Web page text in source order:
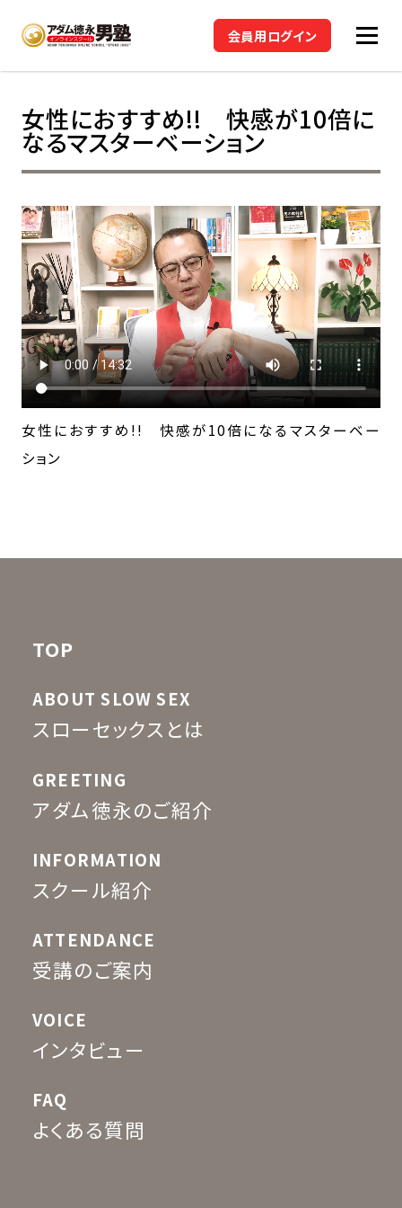
会員用ログイン
女性におすすめ!! 快感が10倍に
なるマスターベーション
女性におすすめ!! 快感が10倍になるマスターベー
ション
TOP
ABOUT SLOW SEX
スローセックスとは
GREETING
アダム徳永のご紹介
INFORMATION
スクール紹介
ATTENDANCE
受講のご案内
VOICE
インタビュー
FAQ
よくある質問